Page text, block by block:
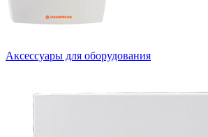
Аксессуары для оборудования